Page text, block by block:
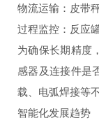
物流运输：皮带
过程监控：反应
为确保长期精度
感器及连接件是
载、电弧焊接等
智能化发展趋势